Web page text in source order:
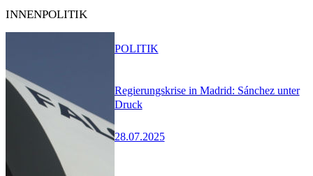
INNENPOLITIK
Regierungskrise in Madrid: Sánchez unter
Druck
28.07.2025
POLITIK